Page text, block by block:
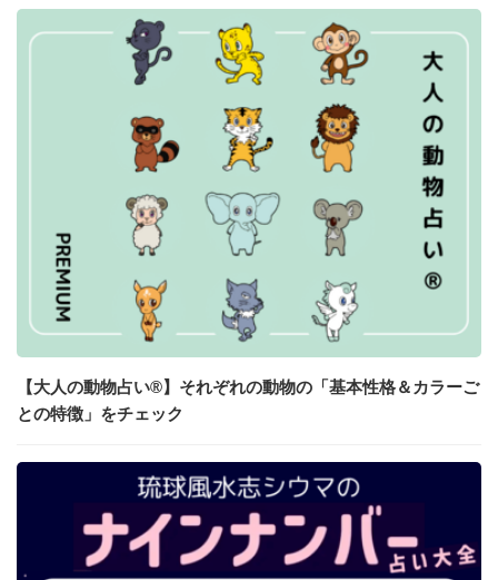
【大人の動物占い®】それぞれの動物の「基本性格＆カラーご
との特徴」をチェック